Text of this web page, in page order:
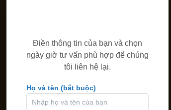
Điền thông tin của bạn và chọn
ngày giờ tư vấn phù hợp để chúng
tôi liên hệ lại.
Họ và tên (bắt buộc)